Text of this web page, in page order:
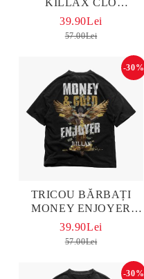
KILLAX CLO
OVERSIZED
39.90Lei
57.00Lei
TRICOU BĂRBAȚI
MONEY ENJOYER
OVERSIZED
-30%
39.90Lei
57.00Lei
-30%